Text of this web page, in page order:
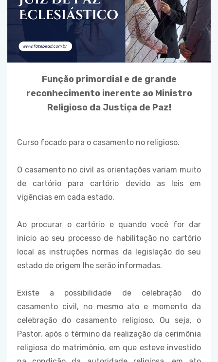
Função primordial e de grande
reconhecimento inerente ao Ministro
Religioso da Justiça de Paz!
Curso focado para o casamento no religioso.
O casamento no civil as orientações variam muito
de cartório para cartório devido as leis em
vigências em cada estado.
Ao procurar o cartório e quando você for dar
inicio ao seu processo de habilitação no cartório
local as instruções normas da legislação do seu
estado de origem lhe serão informadas.
Existe a possibilidade de celebração do
casamento civil, no mesmo ato e momento da
celebração do casamento religioso. Ou seja, o
Pastor, após o término da realização da cerimônia
religiosa do matrimônio, em que esteve investido